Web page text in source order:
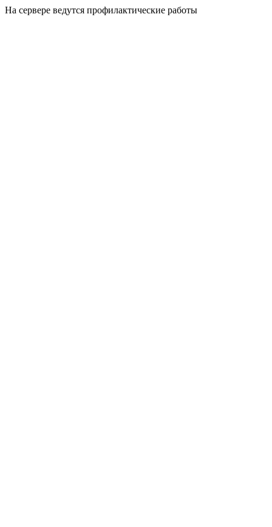
На сервере ведутся профилактические работы